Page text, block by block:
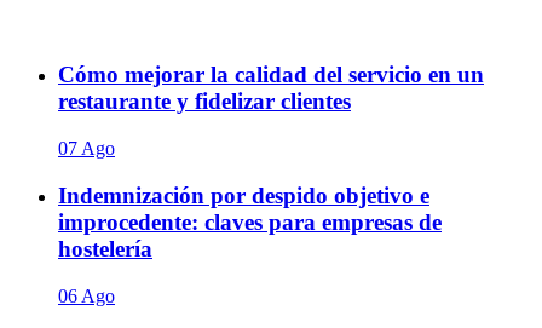
Cómo mejorar la calidad del servicio en un
restaurante y fidelizar clientes
07 Ago
Indemnización por despido objetivo e
improcedente: claves para empresas de
hostelería
06 Ago